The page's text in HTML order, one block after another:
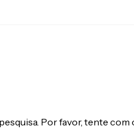
Por favor, tente